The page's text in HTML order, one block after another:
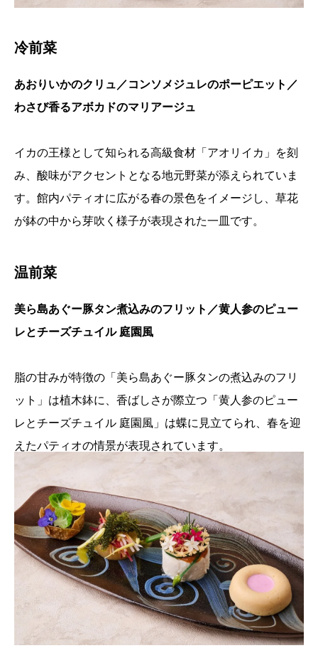
冷前菜
あおりいかのクリュ／コンソメジュレのポーピエット／
わさび香るアボカドのマリアージュ
イカの王様として知られる高級食材「アオリイカ」を刻
み、酸味がアクセントとなる地元野菜が添えられていま
す。館内パティオに広がる春の景色をイメージし、草花
が鉢の中から芽吹く様子が表現された一皿です。
温前菜
美ら島あぐー豚タン煮込みのフリット／黄人参のピュー
レとチーズチュイル 庭園風
脂の甘みが特徴の「美ら島あぐー豚タンの煮込みのフリ
ット」は植木鉢に、香ばしさが際立つ「黄人参のピュー
レとチーズチュイル 庭園風」は蝶に見立てられ、春を迎
えたパティオの情景が表現されています。